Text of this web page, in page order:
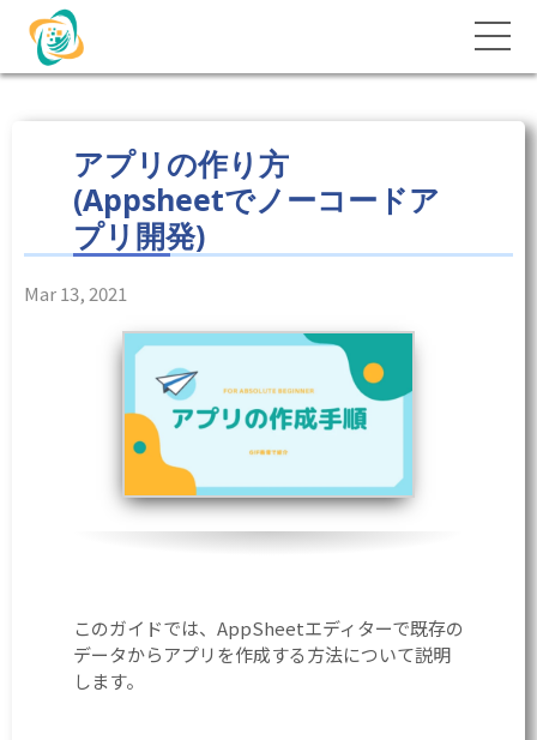
アプリの作り方
(Appsheetでノーコードア
プリ開発)
Mar 13, 2021
このガイドでは、AppSheetエディターで既存の
データからアプリを作成する方法について説明
します。